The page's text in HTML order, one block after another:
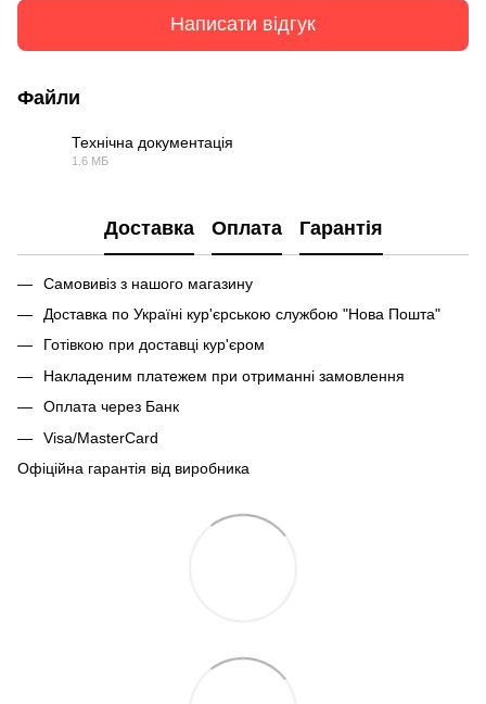
Написати відгук
Файли
Технічна документація
1.6 МБ
Доставка Оплата Гарантія
Самовивіз з нашого магазину
Доставка по Україні кур'єрською службою "Нова Пошта"
Готівкою при доставці кур'єром
Накладеним платежем при отриманні замовлення
Оплата через Банк
Visa/MasterCard
Офіційна гарантія від виробника